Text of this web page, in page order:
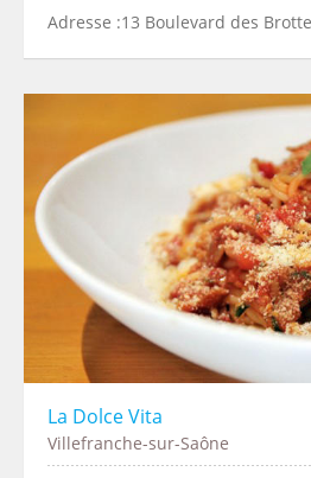
Adresse :13 Boulevard des
La Dolce Vita
Villefranche-sur-Saône